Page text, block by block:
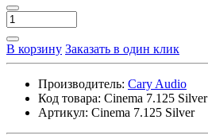
В корзину Заказать в один клик
Производитель: Cary Audio
Код товара: Cinema 7.125 Silver
Артикул: Cinema 7.125 Silver